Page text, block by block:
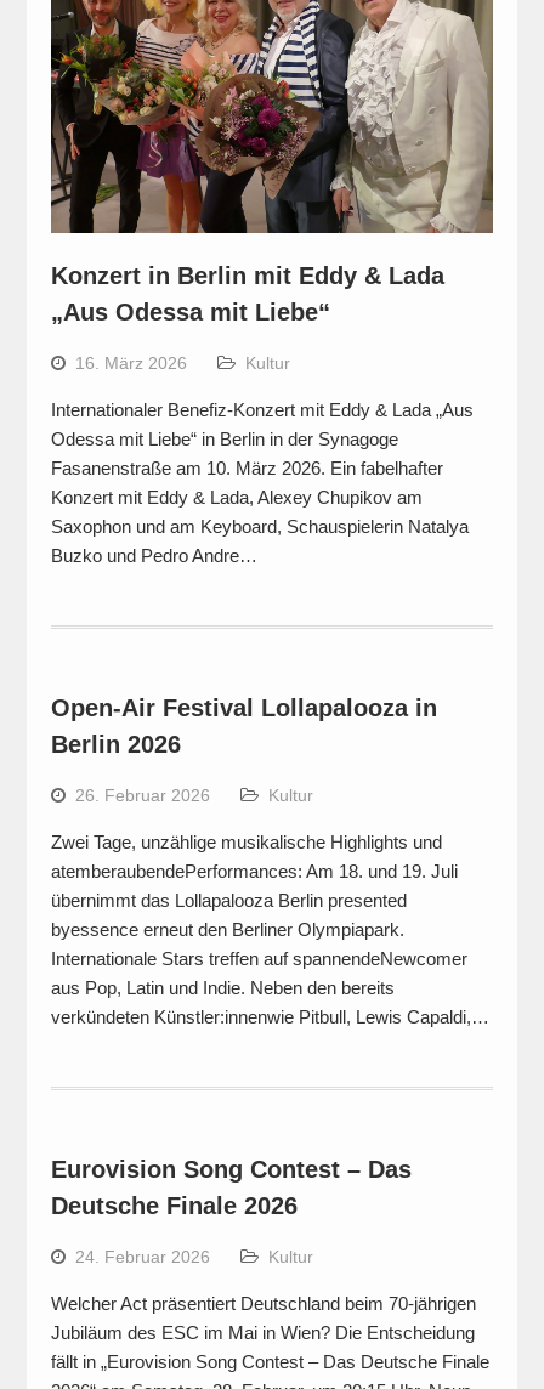
Konzert in Berlin mit Eddy & Lada
„Aus Odessa mit Liebe“
16. März 2026 Kultur
Internationaler Benefiz-Konzert mit Eddy & Lada „Aus
Odessa mit Liebe“ in Berlin in der Synagoge
Fasanenstraße am 10. März 2026. Ein fabelhafter
Konzert mit Eddy & Lada, Alexey Chupikov am
Saxophon und am Keyboard, Schauspielerin Natalya
Buzko und Pedro Andre…
Open-Air Festival Lollapalooza in
Berlin 2026
26. Februar 2026 Kultur
Zwei Tage, unzählige musikalische Highlights und
atemberaubendePerformances: Am 18. und 19. Juli
übernimmt das Lollapalooza Berlin presented
byessence erneut den Berliner Olympiapark.
Internationale Stars treffen auf spannendeNewcomer
aus Pop, Latin und Indie. Neben den bereits
verkündeten Künstler:innenwie Pitbull, Lewis Capaldi,…
Eurovision Song Contest – Das
Deutsche Finale 2026
24. Februar 2026 Kultur
Welcher Act präsentiert Deutschland beim 70-jährigen
Jubiläum des ESC im Mai in Wien? Die Entscheidung
fällt in „Eurovision Song Contest – Das Deutsche Finale